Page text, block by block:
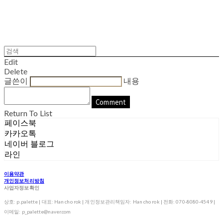
Edit
Delete
글쓴이
내용
Comment
Return To List
페이스북
카카오톡
네이버 블로그
라인
이용약관
개인정보처리방침
사업자정보확인
상호: p.palette | 대표: Han cho rok | 개인정보관리책임자: Han cho rok | 전화: 070-8080-4549 |
이메일: p_palette@naver.com